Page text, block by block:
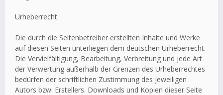
Urheberrecht
Die durch die Seitenbetreiber erstellten Inhalte und Werke
auf diesen Seiten unterliegen dem deutschen Urheberrecht.
Die Vervielfältigung, Bearbeitung, Verbreitung und jede Art
der Verwertung außerhalb der Grenzen des Urheberrechtes
bedürfen der schriftlichen Zustimmung des jeweiligen
Autors bzw. Erstellers. Downloads und Kopien dieser Seite